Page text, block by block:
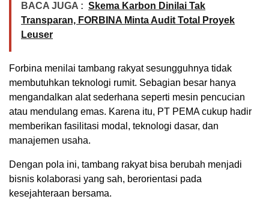
BACA JUGA : Skema Karbon Dinilai Tak
Transparan, FORBINA Minta Audit Total Proyek
Leuser
Forbina menilai tambang rakyat sesungguhnya tidak
membutuhkan teknologi rumit. Sebagian besar hanya
mengandalkan alat sederhana seperti mesin pencucian
atau mendulang emas. Karena itu, PT PEMA cukup hadir
memberikan fasilitasi modal, teknologi dasar, dan
manajemen usaha.
Dengan pola ini, tambang rakyat bisa berubah menjadi
bisnis kolaborasi yang sah, berorientasi pada
kesejahteraan bersama.